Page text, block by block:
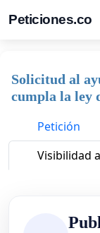
Peticiones.co
Solicitud al
cumpla la ley
Petición
Visibilidad